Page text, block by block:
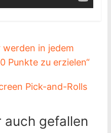
werden in jedem
Punkte zu erzielen“
Pick-and-Rolls
auch gefallen